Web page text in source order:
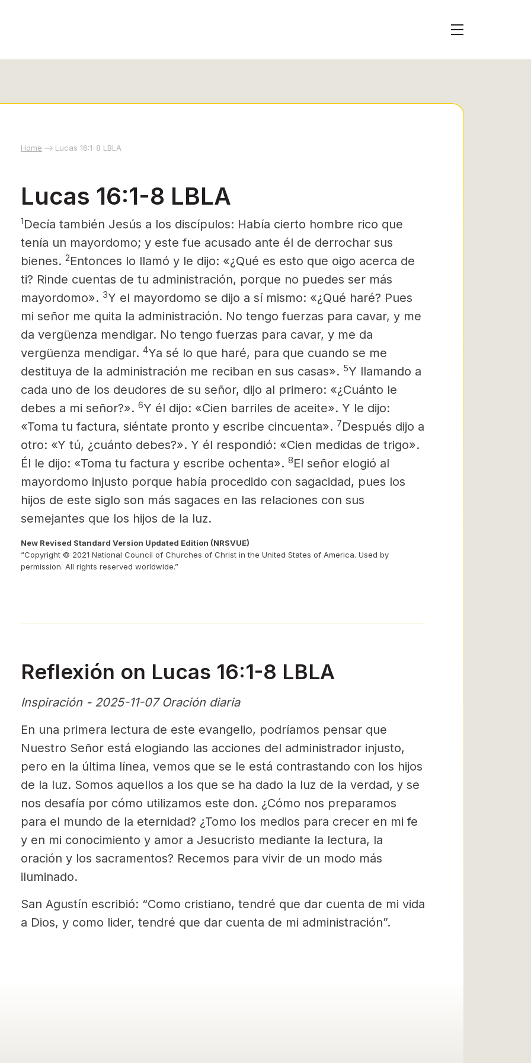
Home Lucas 16:1-8 LBLA
Lucas 16:1-8 LBLA
1Decía también Jesús a los discípulos: Había cierto hombre rico que
tenía un mayordomo; y este fue acusado ante él de derrochar sus
bienes. 2Entonces lo llamó y le dijo: «¿Qué es esto que oigo acerca de
ti? Rinde cuentas de tu administración, porque no puedes ser más
mayordomo». 3Y el mayordomo se dijo a sí mismo: «¿Qué haré? Pues
mi señor me quita la administración. No tengo fuerzas para cavar, y me
da vergüenza mendigar. No tengo fuerzas para cavar, y me da
vergüenza mendigar. 4Ya sé lo que haré, para que cuando se me
destituya de la administración me reciban en sus casas». 5Y llamando a
cada uno de los deudores de su señor, dijo al primero: «¿Cuánto le
debes a mi señor?». 6Y él dijo: «Cien barriles de aceite». Y le dijo:
«Toma tu factura, siéntate pronto y escribe cincuenta». 7Después dijo a
otro: «Y tú, ¿cuánto debes?». Y él respondió: «Cien medidas de trigo».
Él le dijo: «Toma tu factura y escribe ochenta». 8El señor elogió al
mayordomo injusto porque había procedido con sagacidad, pues los
hijos de este siglo son más sagaces en las relaciones con sus
semejantes que los hijos de la luz.
New Revised Standard Version Updated Edition (NRSVUE)
“Copyright © 2021 National Council of Churches of Christ in the United States of America. Used by
permission. All rights reserved worldwide.”
Reflexión on Lucas 16:1-8 LBLA
Inspiración - 2025-11-07 Oración diaria
En una primera lectura de este evangelio, podríamos pensar que
Nuestro Señor está elogiando las acciones del administrador injusto,
pero en la última línea, vemos que se le está contrastando con los hijos
de la luz. Somos aquellos a los que se ha dado la luz de la verdad, y se
nos desafía por cómo utilizamos este don. ¿Cómo nos preparamos
para el mundo de la eternidad? ¿Tomo los medios para crecer en mi fe
y en mi conocimiento y amor a Jesucristo mediante la lectura, la
oración y los sacramentos? Recemos para vivir de un modo más
iluminado.
San Agustín escribió: “Como cristiano, tendré que dar cuenta de mi vida
a Dios, y como lider, tendré que dar cuenta de mi administración”.